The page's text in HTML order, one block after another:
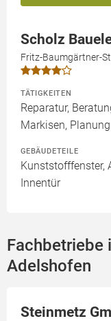
Scholz
Fritz-Baumgärtner-
TÄTIGKEITEN
Reparatur,
Markisen,
GEBÄUDETEILE
Kunststofffenster,
Innentür
Fachbetriebe
Adelshofen
Steinmetz